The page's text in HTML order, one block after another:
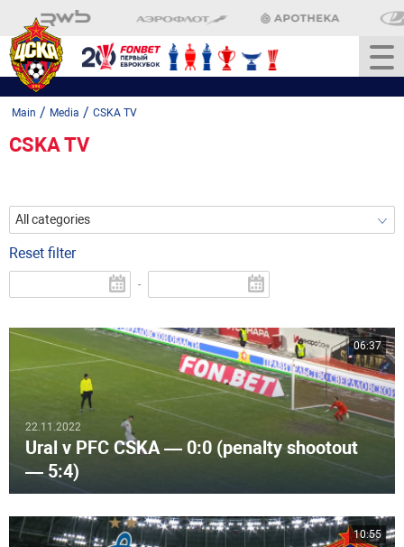
Main / Media / CSKA TV
CSKA TV
All categories
Reset filter
-
22.11.2022
Ural v PFC CSKA — 0:0 (penalty shootout
— 5:4)
06:37
10:55